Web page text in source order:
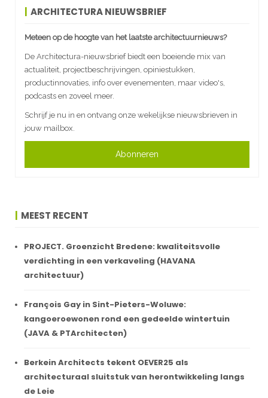
ARCHITECTURA NIEUWSBRIEF
Meteen op de hoogte van het laatste architectuurnieuws?
De Architectura-nieuwsbrief biedt een boeiende mix van
actualiteit, projectbeschrijvingen, opiniestukken,
productinnovaties, info over evenementen, maar video's,
podcasts en zoveel meer.
Schrijf je nu in en ontvang onze wekelijkse nieuwsbrieven in
jouw mailbox.
Abonneren
MEEST RECENT
PROJECT. Groenzicht Bredene: kwaliteitsvolle
verdichting in een verkaveling (HAVANA
architectuur)
François Gay in Sint-Pieters-Woluwe:
kangoeroewonen rond een gedeelde wintertuin
(JAVA & PTArchitecten)
Berkein Architects tekent OEVER25 als
architecturaal sluitstuk van herontwikkeling langs
de Leie